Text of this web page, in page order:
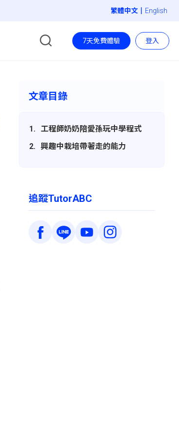
| English
7天免費體驗 登入
文章目錄
工程師奶奶陪愛孫玩中學程式
興趣中栽培帶著走的能力
追蹤TutorABC